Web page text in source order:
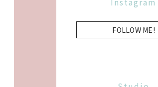
FOLLOW ME!